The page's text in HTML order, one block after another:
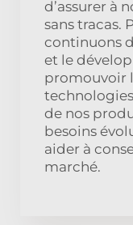
d’assurer à
sans tracas.
continuons
et le
promouvoir
de nos
besoins
aider à
marché.